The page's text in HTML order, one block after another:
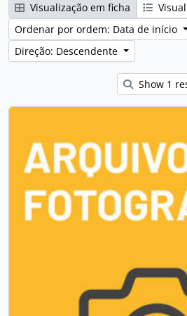
Visualização em ficha
Ordenar por ordem: Data de início
Direção: Descendente
Show 1